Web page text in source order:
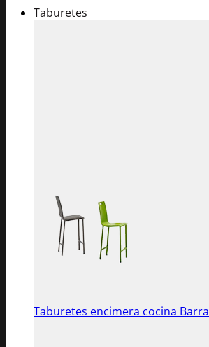
Taburetes
Taburetes encimera cocina Barra